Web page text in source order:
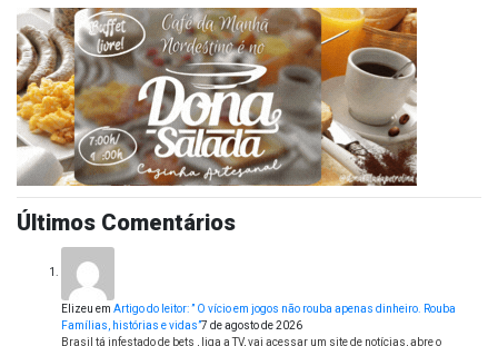
Últimos Comentários
Elizeu em Artigo do leitor: ” O vício em jogos não rouba apenas dinheiro. Rouba
Famílias, histórias e vidas”7 de agosto de 2026
Brasil tá infestado de bets , liga a TV, vai acessar um site de notícias, abre o